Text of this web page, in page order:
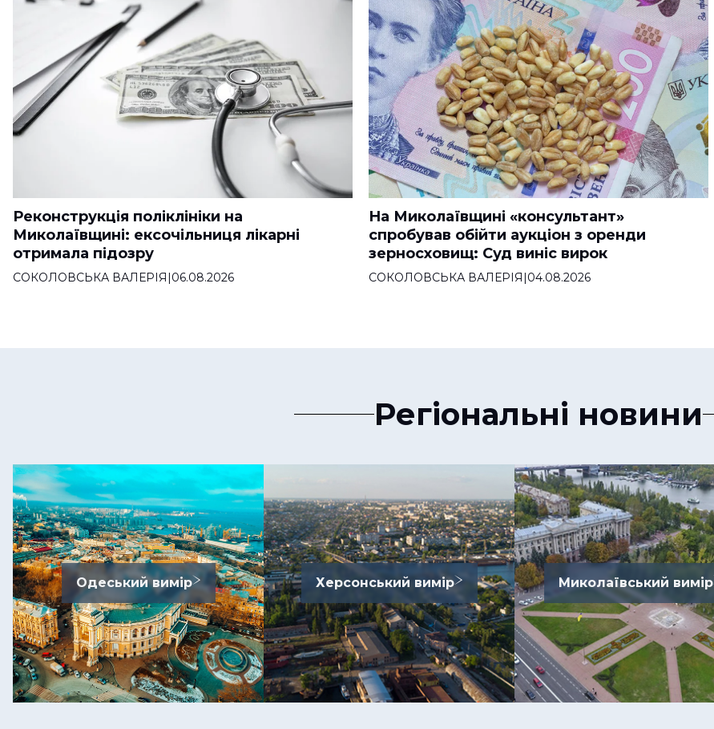
Реконструкція поліклініки на
Миколаївщині: ексочільниця лікарні
отримала підозру
СОКОЛОВСЬКА ВАЛЕРІЯ|06.08.2026
На Миколаївщині «консультант»
спробував обійти аукціон з оренди
зерносховищ: Суд виніс вирок
СОКОЛОВСЬКА ВАЛЕРІЯ|04.08.2026
Регіональні новини
Одеський вимір Херсонський вимір Миколаївський вимір